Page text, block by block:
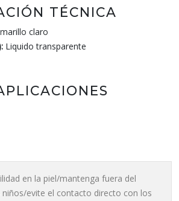
TÉCNICA
claro
Liquido transparente
en la piel/mantenga fuera del
niños/evite el contacto directo con los